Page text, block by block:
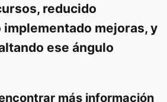
reducido
mejoras, y
ese ángulo
más información